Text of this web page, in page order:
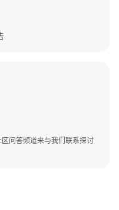
问答频道来与我们联系探讨